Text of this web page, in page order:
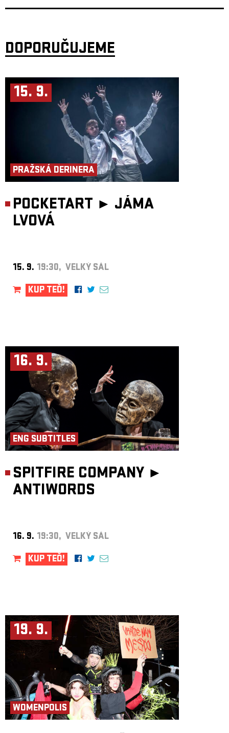
performance: Matěj Šíma, Sebastian Vopěnka, Matěj Šumbera
performance a společenskovědní výzkum: Alice Koubová
scénografie a kostýmy: Kateřina Radakulan
zvukový design: Jan Pniak
produkce: Tantehorse, Jan Honeiser
Koprodukce: Palác Akropolis
Odborný partner: Liga Otevřených Mužů, Filozofický ústav Akademi
Představení vzniklo za podpory Hlavního města Praha, Ministerstva
kultury ČR a Státního fondu kultury ČR.
DOPORUČUJEME
15. 9.
PRAŽSKÁ DERINERA
POCKETART ► JÁMA
LVOVÁ
15. 9. 19:30, VELKÝ SÁL
KUP TEĎ!
16. 9.
ENG SUBTITLES
SPITFIRE COMPANY ►
ANTIWORDS
16. 9. 19:30, VELKÝ SÁL
KUP TEĎ!
19. 9.
WOMENPOLIS